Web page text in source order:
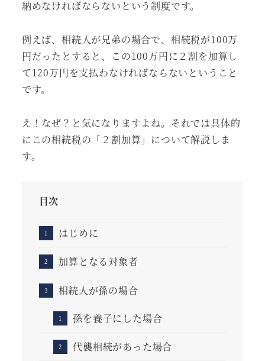
納めなければならないという制度です。
例えば、相続人が兄弟の場合で、相続税が100万
円だったとすると、この100万円に２割を加算し
て120万円を支払わなければならないということ
です。
え！なぜ？と気になりますよね。それでは具体的
にこの相続税の「２割加算」について解説しま
す。
目次
はじめに
加算となる対象者
相続人が孫の場合
孫を養子にした場合
代襲相続があった場合